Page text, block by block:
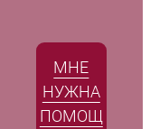
МНЕ
НУЖНА
ПОМОЩ